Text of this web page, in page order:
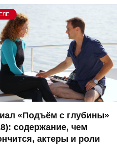
«Подъём с глубины»
содержание, чем
актеры и роли